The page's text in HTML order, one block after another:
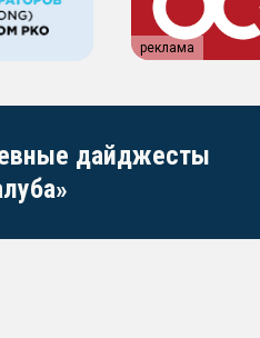
реклама
дайджесты